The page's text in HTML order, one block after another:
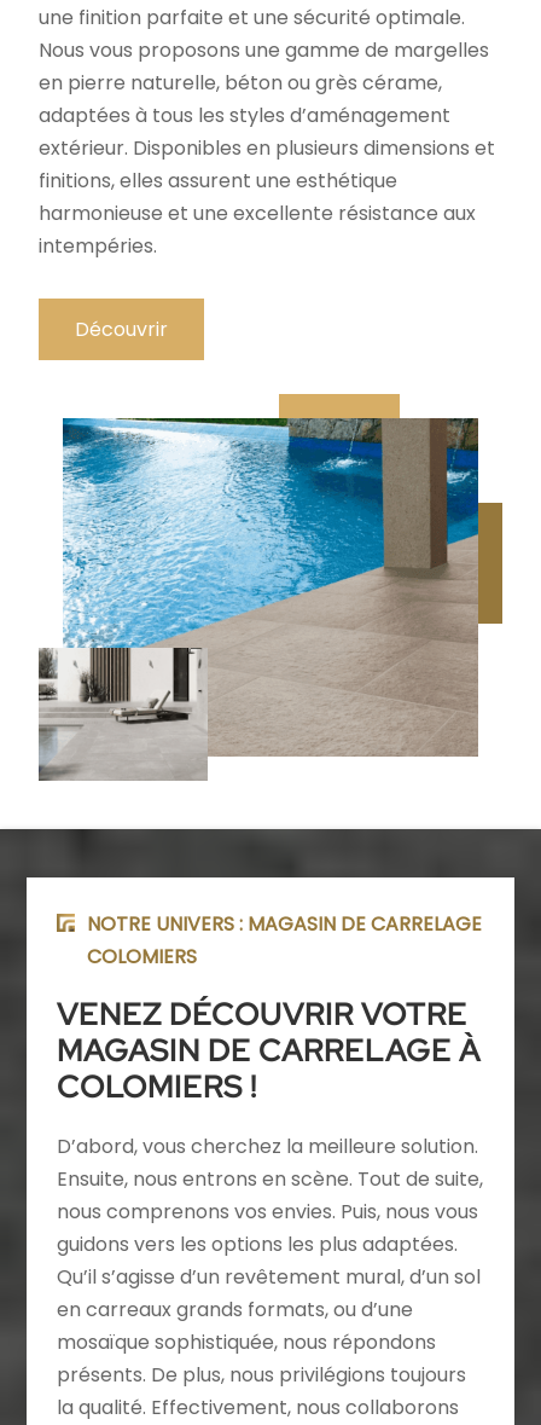
une finition parfaite et une sécurité optimale.
Nous vous proposons une gamme de margelles
en pierre naturelle, béton ou grès cérame,
adaptées à tous les styles d’aménagement
extérieur. Disponibles en plusieurs dimensions et
finitions, elles assurent une esthétique
harmonieuse et une excellente résistance aux
intempéries.
Découvrir
NOTRE UNIVERS : MAGASIN DE CARRELAGE
COLOMIERS
VENEZ DÉCOUVRIR VOTRE
MAGASIN DE CARRELAGE À
COLOMIERS !
D’abord, vous cherchez la meilleure solution.
Ensuite, nous entrons en scène. Tout de suite,
nous comprenons vos envies. Puis, nous vous
guidons vers les options les plus adaptées.
Qu’il s’agisse d’un revêtement mural, d’un sol
en carreaux grands formats, ou d’une
mosaïque sophistiquée, nous répondons
présents. De plus, nous privilégions toujours
la qualité. Effectivement, nous collaborons